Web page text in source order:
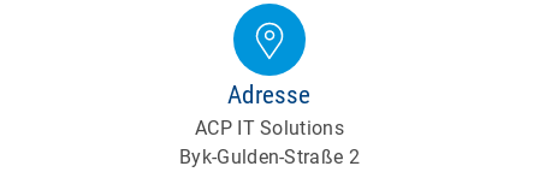
Adresse
ACP IT Solutions
Byk-Gulden-Straße 2